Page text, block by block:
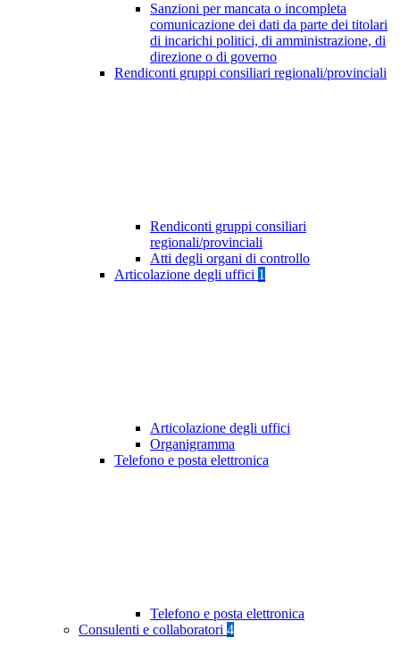
Sanzioni per mancata o incompleta
comunicazione dei dati da parte dei titolari
di incarichi politici, di amministrazione, di
direzione o di governo
Rendiconti gruppi consiliari regionali/provinciali
Rendiconti gruppi consiliari
regionali/provinciali
Atti degli organi di controllo
Articolazione degli uffici 1
Articolazione degli uffici
Organigramma
Telefono e posta elettronica
Telefono e posta elettronica
Consulenti e collaboratori 4